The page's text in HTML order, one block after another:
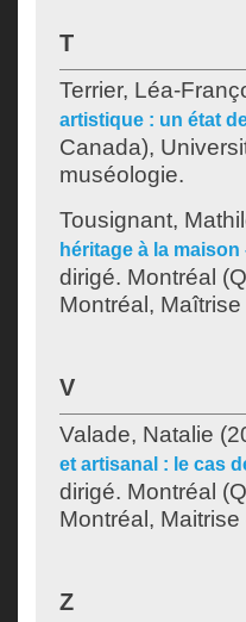
T
Terrier, Léa-
artistique : un état
Canada),
muséologie.
Tousignant,
héritage à la
dirigé. Montréal
Montréal,
V
Valade, Natalie
et artisanal : le cas
dirigé. Montréal
Montréal,
Z